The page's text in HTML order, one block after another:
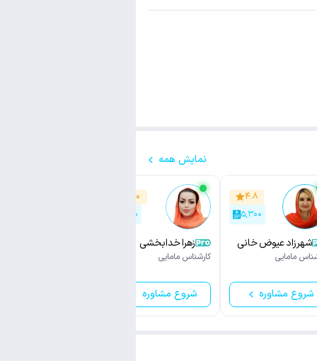
نمایش همه
۴.۸
۵,۳۰۰
شهرزاد عیوض خانی
مامایی
شروع مشاوره
۵.۰
۷۰۰
زهرا خدابخشی
کارشناس مامایی
شروع مشاوره